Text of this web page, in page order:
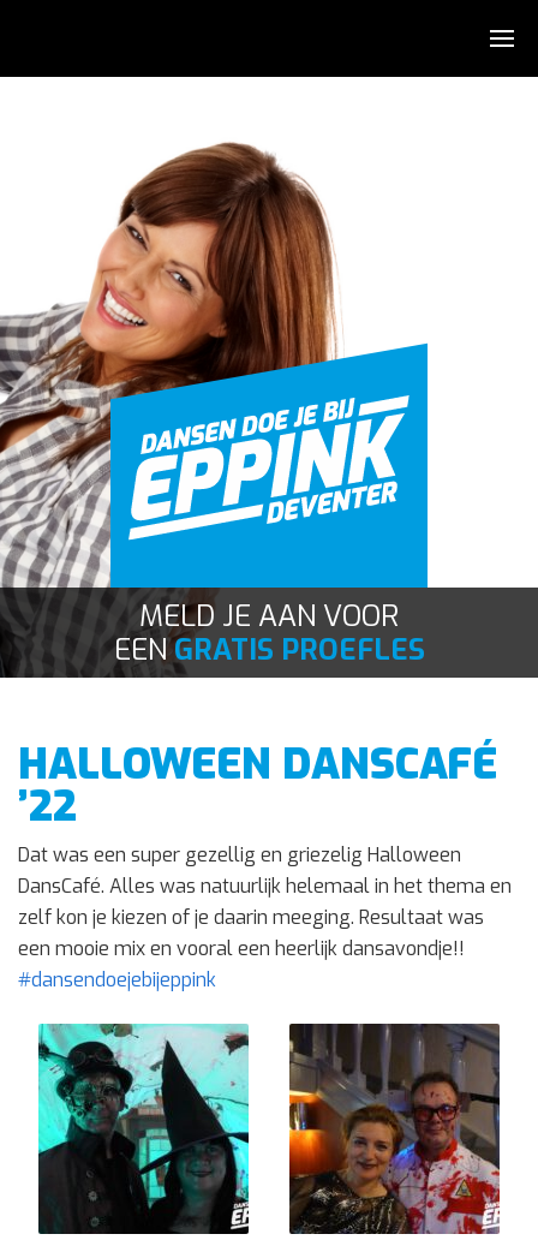
De dansen
KidsDance-JazzDance
Hiphop
Stijldans
Salsa
Zumba
Clinics & Feesten
Contact
MELD JE AAN VOOR
EENGRATIS PROEFLES
HALLOWEEN DANSCAFÉ
’22
Dat was een super gezellig en griezelig Halloween
DansCafé. Alles was natuurlijk helemaal in het thema en
zelf kon je kiezen of je daarin meeging. Resultaat was
een mooie mix en vooral een heerlijk dansavondje!!
#dansendoejebijeppink